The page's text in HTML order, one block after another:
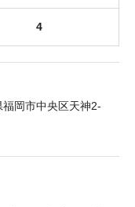
4
岡市中央区天神2-